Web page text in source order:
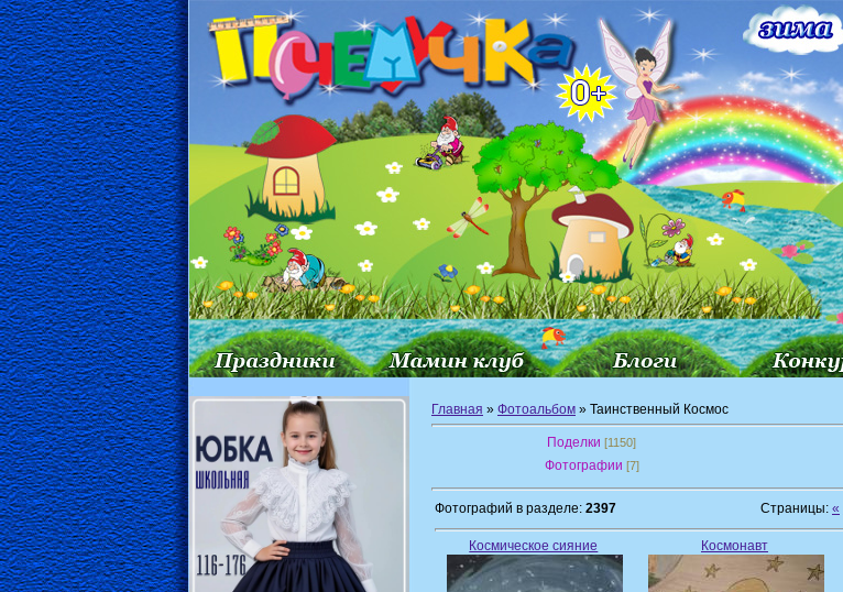
Главная » Фотоальбом » Таинственный Космос
Поделки [1150]
Фотографии [7]
Фотографий в разделе: 2397 Страницы: «
Космическое сияние Космонавт